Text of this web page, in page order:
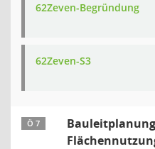
62Zeven-Begründung
62Zeven-S3
Ö 7